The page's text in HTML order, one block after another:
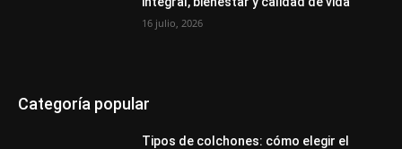
16 julio, 2026
Categoría popular
Tipos de colchones: cómo elegir el